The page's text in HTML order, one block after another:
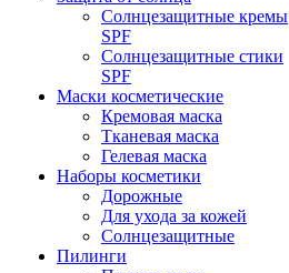
Солнцезащитные кремы
SPF
Солнцезащитные стики
SPF
Маски косметические
Кремовая маска
Тканевая маска
Гелевая маска
Наборы косметики
Дорожные
Для ухода за кожей
Солнцезащитные
Пилинги